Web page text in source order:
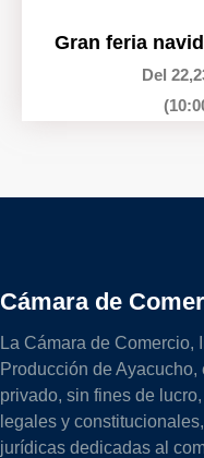
Gran feria
Del
Cámara de
La Cámara de Comercio,
Producción de
privado, sin fines de
legales y
jurídicas dedicadas al